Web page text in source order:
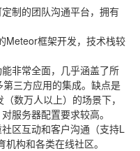
制的团队沟通平台，拥有
Meteor框架开发，技术栈较
非常全面，几乎涵盖了所
三方应用的集成。缺点是
数万人以上）的场景下，
服务器配置要求较高。
区互动和客户沟通（支持L
构和各类在线社区。